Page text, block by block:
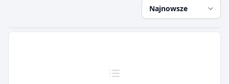
Najnowsze